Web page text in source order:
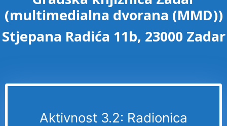
(multimedialna dvorana (MMD))
Stjepana Radića 11b, 23000 Zadar
Aktivnost 3.2: Radionica